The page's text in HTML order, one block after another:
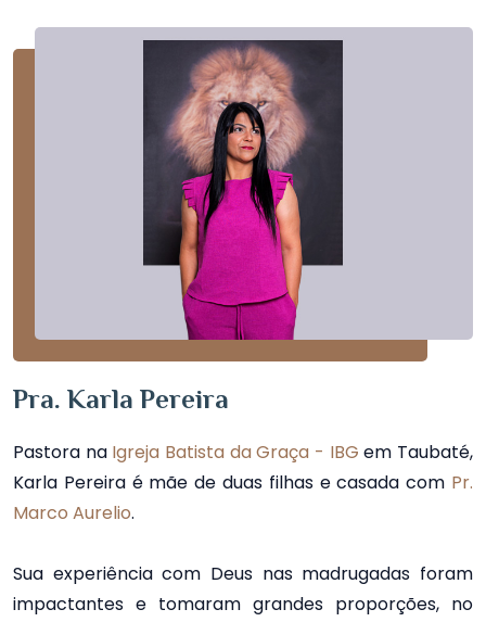
Pra. Karla Pereira
Pastora na Igreja Batista da Graça - IBG em Taubaté,
Karla Pereira é mãe de duas filhas e casada com Pr.
Marco Aurelio.
Sua experiência com Deus nas madrugadas foram
impactantes e tomaram grandes proporções, no